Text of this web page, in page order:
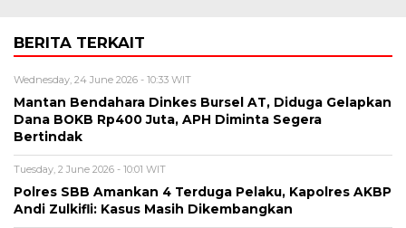
BERITA TERKAIT
Wednesday, 24 June 2026 - 10:33 WIT
Mantan Bendahara Dinkes Bursel AT, Diduga Gelapkan
Dana BOKB Rp400 Juta, APH Diminta Segera
Bertindak
Tuesday, 2 June 2026 - 10:01 WIT
Polres SBB Amankan 4 Terduga Pelaku, Kapolres AKBP
Andi Zulkifli: Kasus Masih Dikembangkan